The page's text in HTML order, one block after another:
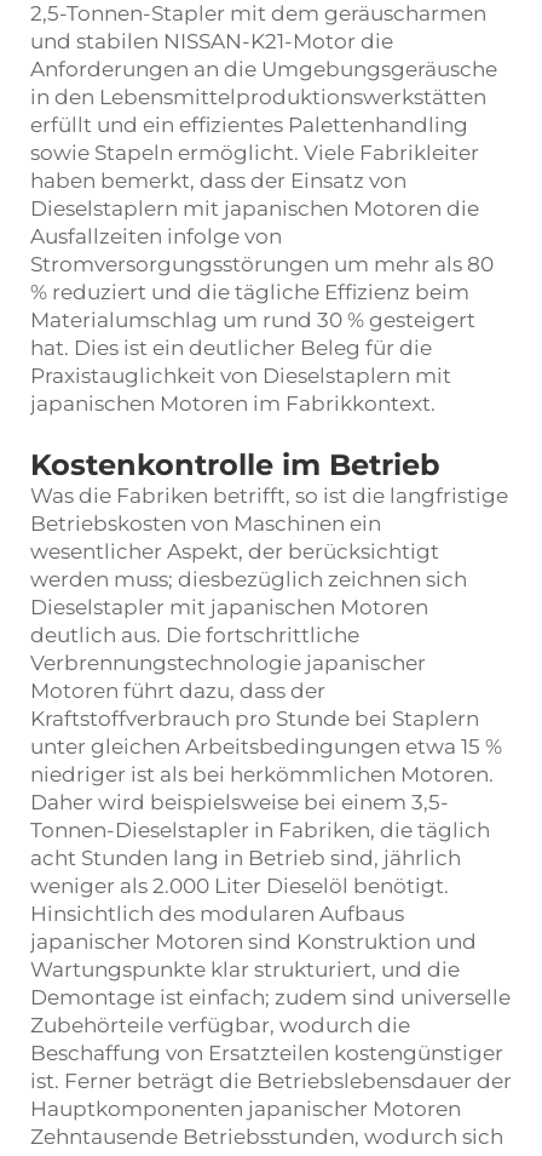
2,5-Tonnen-Stapler mit dem geräuscharmen
und stabilen NISSAN-K21-Motor die
Anforderungen an die Umgebungsgeräusche
in den Lebensmittelproduktionswerkstätten
erfüllt und ein effizientes Palettenhandling
sowie Stapeln ermöglicht. Viele Fabrikleiter
haben bemerkt, dass der Einsatz von
Dieselstaplern mit japanischen Motoren die
Ausfallzeiten infolge von
Stromversorgungsstörungen um mehr als 80
% reduziert und die tägliche Effizienz beim
Materialumschlag um rund 30 % gesteigert
hat. Dies ist ein deutlicher Beleg für die
Praxistauglichkeit von Dieselstaplern mit
japanischen Motoren im Fabrikkontext.
Kostenkontrolle im Betrieb
Was die Fabriken betrifft, so ist die langfristige
Betriebskosten von Maschinen ein
wesentlicher Aspekt, der berücksichtigt
werden muss; diesbezüglich zeichnen sich
Dieselstapler mit japanischen Motoren
deutlich aus. Die fortschrittliche
Verbrennungstechnologie japanischer
Motoren führt dazu, dass der
Kraftstoffverbrauch pro Stunde bei Staplern
unter gleichen Arbeitsbedingungen etwa 15 %
niedriger ist als bei herkömmlichen Motoren.
Daher wird beispielsweise bei einem 3,5-
Tonnen-Dieselstapler in Fabriken, die täglich
acht Stunden lang in Betrieb sind, jährlich
weniger als 2.000 Liter Dieselöl benötigt.
Hinsichtlich des modularen Aufbaus
japanischer Motoren sind Konstruktion und
Wartungspunkte klar strukturiert, und die
Demontage ist einfach; zudem sind universelle
Zubehörteile verfügbar, wodurch die
Beschaffung von Ersatzteilen kostengünstiger
ist. Ferner beträgt die Betriebslebensdauer der
Hauptkomponenten japanischer Motoren
Zehntausende Betriebsstunden, wodurch sich